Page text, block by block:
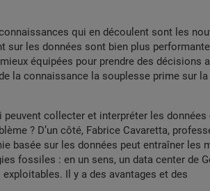
qui en découlent sont les
sur les données sont bien plus
équipées pour prendre des décisions
la connaissance la souplesse prime sur la
collecter et interpréter les données
? D’un côté, Fabrice Cavaretta,
basée sur les données peut entraîner les
fossiles : en un sens, un data center de
Il y a des avantages et des